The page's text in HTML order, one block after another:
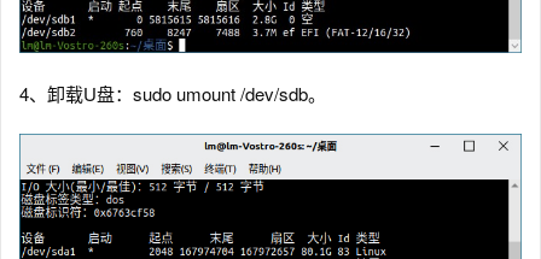
4、卸载U盘：sudo umount /dev/sdb。